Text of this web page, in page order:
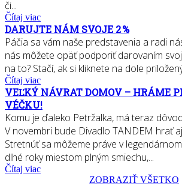
či...
Čítaj viac
DARUJTE NÁM SVOJE 2 %
Páčia sa vám naše predstavenia a radi
nás môžete opäť podporiť darovaním
na to? Stačí, ak si kliknete na dole
Čítaj viac
VEĽKÝ NÁVRAT DOMOV – HRÁME
VÉČKU!
Komu je ďaleko Petržalka, má teraz
V novembri bude Divadlo TANDEM hrať
Stretnúť sa môžeme práve v
dlhé roky miestom plným smiechu,...
Čítaj viac
ZOBRAZIŤ VŠETKO